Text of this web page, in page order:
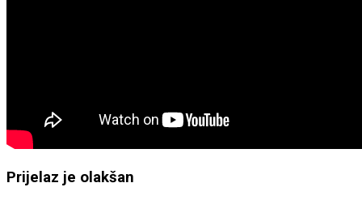
Prijelaz je olakšan